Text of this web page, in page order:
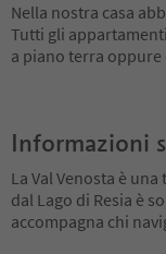
Nella nostra casa
Tutti gli
a piano terra oppure
Informazioni
La Val Venosta è
dal Lago di Resia è
accompagna chi